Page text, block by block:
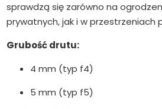
sprawdzą się zarówno na
prywatnych, jak i w przestrzeniach
Grubość drutu:
4 mm (typ f4)
5 mm (typ f5)